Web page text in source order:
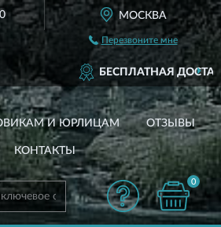
МОСКВА
Перезвоните мне
БЕСПЛАТНАЯ ДОСТАВКАОТ 3500
И ЮРЛИЦАМ ОТЗЫВЫ
КОНТАКТЫ
0